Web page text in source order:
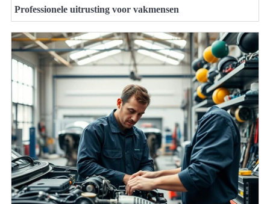
Professionele uitrusting voor vakmensen